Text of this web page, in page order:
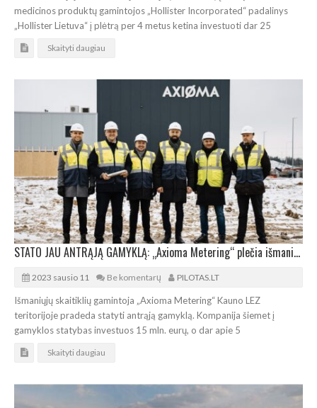
medicinos produktų gamintojos „Hollister Incorporated“ padalinys
„Hollister Lietuva“ į plėtrą per 4 metus ketina investuoti dar 25
Skaityti daugiau
STATO JAU ANTRĄJĄ GAMYKLĄ: „Axioma Metering“ plečia išmaniųjų skaitiklių fabriką
2023 sausio 11 Be komentarų PILOTAS.LT
Išmaniųjų skaitiklių gamintoja „Axioma Metering“ Kauno LEZ
teritorijoje pradeda statyti antrąją gamyklą. Kompanija šiemet į
gamyklos statybas investuos 15 mln. eurų, o dar apie 5
Skaityti daugiau